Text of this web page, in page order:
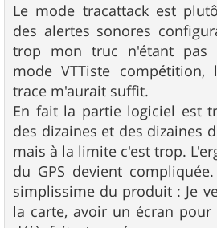
Le mode tracattack est
des alertes sonores
trop mon truc n'étant pas
mode VTTiste
trace m'aurait suffit.
En fait la partie logiciel est
des dizaines et des dizaines
mais à la limite c'est trop.
du GPS devient
simplissime du produit : Je
la carte, avoir un écran